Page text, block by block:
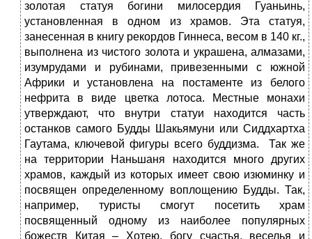
золотая статуя богини милосердия Гуаньинь,
установленная в одном из храмов. Эта статуя,
занесенная в книгу рекордов Гиннеса, весом в 140 кг.,
выполнена из чистого золота и украшена, алмазами,
изумрудами и рубинами, привезенными с южной
Африки и установлена на постаменте из белого
нефрита в виде цветка лотоса. Местные монахи
утверждают, что внутри статуи находится часть
останков самого Будды Шакьямуни или Сиддхартха
Гаутама, ключевой фигуры всего буддизма. Так же
на территории Наньшаня находится много других
храмов, каждый из которых имеет свою изюминку и
посвящен определенному воплощению Будды. Так,
например, туристы смогут посетить храм
посвященный одному из наиболее популярных
божеств Китая – Хотею, богу счастья, веселья и